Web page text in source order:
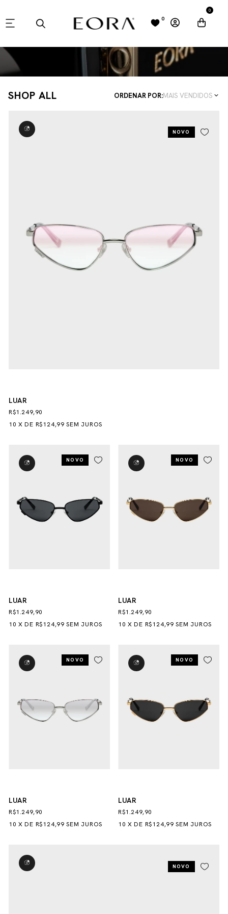
0
0
SHOP ALL ORDENAR POR:MAIS VENDIDOS
NOVO
LUAR
R$1.249,90
10 XDE R$124,99 SEM JUROS
NOVO
LUAR
R$1.249,90
10 XDE R$124,99 SEM JUROS
NOVO
LUAR
R$1.249,90
10 XDE R$124,99 SEM JUROS
NOVO
LUAR
R$1.249,90
10 XDE R$124,99 SEM JUROS
NOVO
LUAR
R$1.249,90
10 XDE R$124,99 SEM JUROS
NOVO